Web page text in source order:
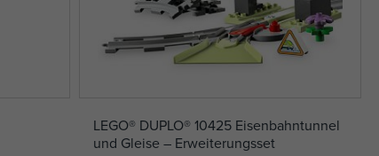
LEGO® DUPLO® 10425 Eisenbahntunnel
und Gleise – Erweiterungsset